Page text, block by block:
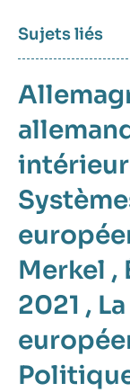
Sujets liés
Merkel ,
2021 ,